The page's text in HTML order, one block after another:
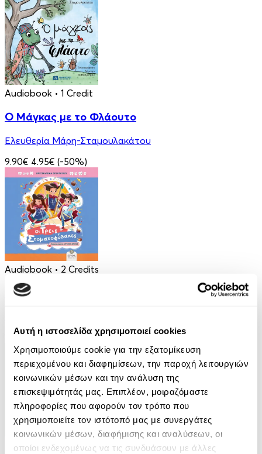
Αυτή η ιστοσελίδα χρησιμοποιεί cookies
Χρησιμοποιούμε cookie για την εξατομίκευση
περιεχομένου και διαφημίσεων, την παροχή λειτουργιών
κοινωνικών μέσων και την ανάλυση της
επισκεψιμότητάς μας. Επιπλέον, μοιραζόμαστε
πληροφορίες που αφορούν τον τρόπο που
χρησιμοποιείτε τον ιστότοπό μας με συνεργάτες
κοινωνικών μέσων, διαφήμισης και αναλύσεων, οι
οποίοι ενδεχομένως να τις συνδυάσουν με άλλες
Audiobook • 1 Credit
Ο Μάγκας με το Φλάουτο
Ελευθερία Μάρη-Σταμουλακάτου
9.90€ 4.95€ (-50%)
Audiobook • 2 Credits
Οι Τρεις Στοματοφύλακες
13.50€ 6.75€ (-50%)
Audiobook • 1 Credit